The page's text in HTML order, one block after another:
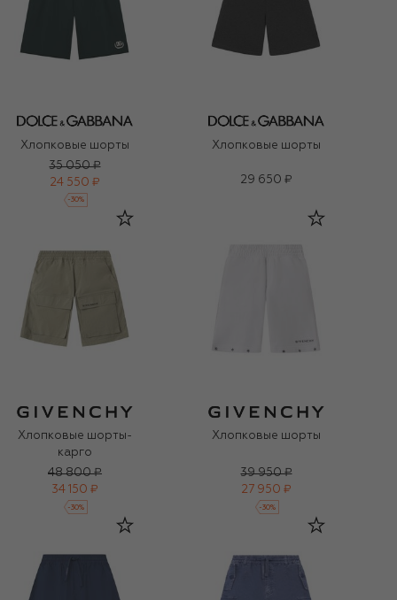
Хлопковые шорты
35 050 ₽
24 550 ₽
-30%
Хлопковые шорты
29 650 ₽
Хлопковые шорты-
карго
48 800 ₽
34 150 ₽
-30%
Хлопковые шорты
39 950 ₽
27 950 ₽
-30%